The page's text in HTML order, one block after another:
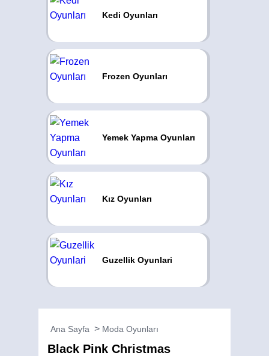
Kedi Oyunları
Frozen Oyunları
Yemek Yapma Oyunları
Kız Oyunları
Guzellik Oyunlari
Ana Sayfa Moda Oyunları
Black Pink Christmas